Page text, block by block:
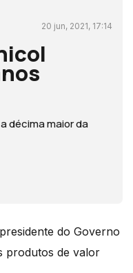
20 jun, 2021, 17:14
décima maior da
do Governo
produtos de valor